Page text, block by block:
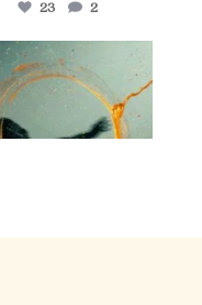
23 2
lapetitevoixlepodcast
Juin 21